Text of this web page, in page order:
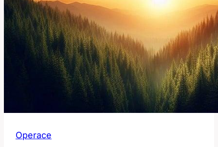
Operace